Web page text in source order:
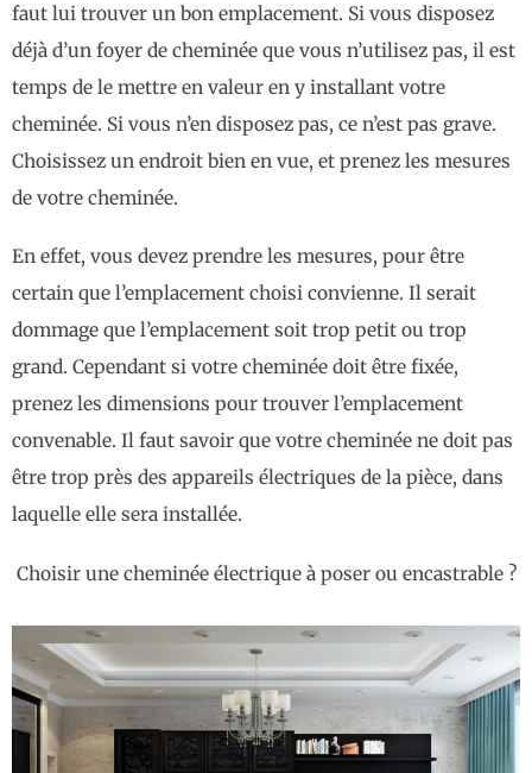
faut lui trouver un bon emplacement. Si vous disposez
déjà d’un foyer de cheminée que vous n’utilisez pas, il est
temps de le mettre en valeur en y installant votre
cheminée. Si vous n’en disposez pas, ce n’est pas grave.
Choisissez un endroit bien en vue, et prenez les mesures
de votre cheminée.
En effet, vous devez prendre les mesures, pour être
certain que l’emplacement choisi convienne. Il serait
dommage que l’emplacement soit trop petit ou trop
grand. Cependant si votre cheminée doit être fixée,
prenez les dimensions pour trouver l’emplacement
convenable. Il faut savoir que votre cheminée ne doit pas
être trop près des appareils électriques de la pièce, dans
laquelle elle sera installée.
Choisir une cheminée électrique à poser ou encastrable ?